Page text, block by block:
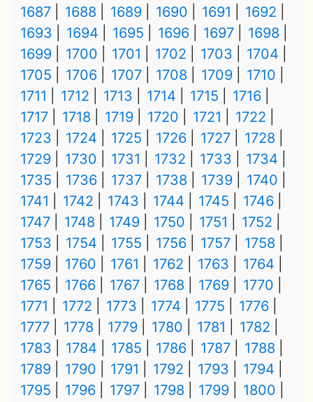
1687
1688 1689 1690 1691
1692
1693
1694 1695 1696 1697
1698
1699
1700 1701 1702 1703
1704
1705
1706 1707 1708 1709
1710
1711
1712 1713 1714 1715
1716
1717
1718 1719 1720 1721
1722
1723
1724 1725 1726 1727
1728
1729
1730 1731 1732 1733
1734
1735
1736 1737 1738 1739
1740
1741
1742 1743 1744 1745
1746
1747
1748 1749 1750 1751
1752
1753
1754 1755 1756 1757
1758
1759
1760 1761 1762 1763
1764
1765
1766 1767 1768 1769
1770
1771
1772 1773 1774 1775
1776
1777
1778 1779 1780 1781
1782
1783
1784 1785 1786 1787
1788
1789
1790 1791 1792 1793
1794
1795
1796 1797 1798 1799
1800